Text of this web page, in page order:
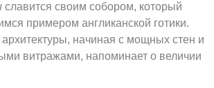
славится своим собором, который
примером англиканской готики.
архитектуры, начиная с мощных стен и
витражами, напоминает о величии